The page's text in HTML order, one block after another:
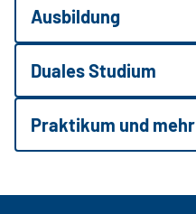
Ausbildung
Duales Studium
Praktikum und mehr